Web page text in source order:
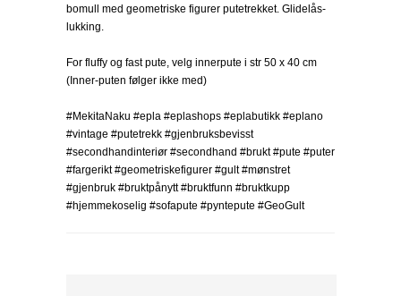
bomull med geometriske figurer putetrekket. Glidelås-
lukking.
For fluffy og fast pute, velg innerpute i str 50 x 40 cm
(Inner-puten følger ikke med)
#MekitaNaku #epla #eplashops #eplabutikk #eplano
#vintage #putetrekk #gjenbruksbevisst
#secondhandinteriør #secondhand #brukt #pute #puter
#fargerikt #geometriskefigurer #gult #mønstret
#gjenbruk #bruktpånytt #bruktfunn #bruktkupp
#hjemmekoselig #sofapute #pyntepute #GeoGult